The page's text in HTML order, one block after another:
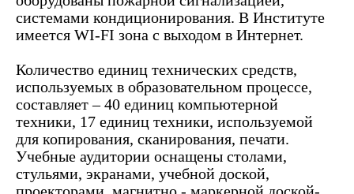
системами кондиционирования. В Институте
имеется WI-FI зона с выходом в Интернет.
Количество единиц технических средств,
используемых в образовательном процессе,
составляет – 40 единиц компьютерной
техники, 17 единиц техники, используемой
для копирования, сканирования, печати.
Учебные аудитории оснащены столами,
стульями, экранами, учебной доской,